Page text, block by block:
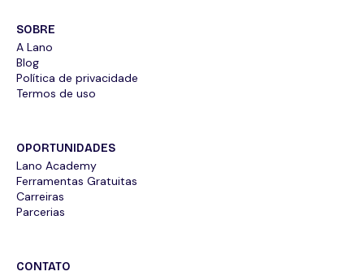
SOBRE
A Lano
Blog
Política de privacidade
Termos de uso
OPORTUNIDADES
Lano Academy
Ferramentas Gratuitas
Carreiras
Parcerias
CONTATO